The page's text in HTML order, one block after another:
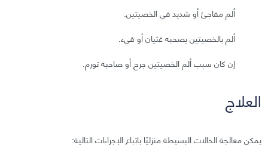
ألم مفاجئ أو شديد في الخصيتين.
ألم بالخصيتين يصحبه غثيان أو قيء.
إن كان سبب ألم الخصيتين جرح أو صاحبه تورم.
العلاج
يمكن معالجة الحالات البسيطة منزليًا باتباع الإجراءات التالية: